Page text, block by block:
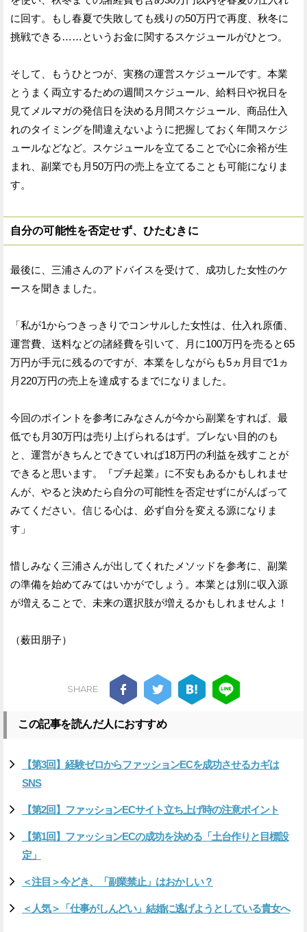
に回す。もし春夏で失敗しても残りの50万円で再度、秋冬に
挑戦できる……というお金に関するスケジュールがひとつ。
そして、もうひとつが、実務の運営スケジュールです。本業
とうまく両立するための週間スケジュール、給料日や祝日を
見てメルマガの発信日を決める月間スケジュール、商品仕入
れのタイミングを間違えないように把握しておく年間スケジ
ュールなどなど。スケジュールを立てることで心に余裕が生
まれ、副業でも月50万円の売上を立てることも可能になりま
す。
自分の可能性を否定せず、ひたむきに
最後に、三浦さんのアドバイスを受けて、成功した女性のケ
ースを聞きました。
「私が1からつきっきりでコンサルした女性は、仕入れ原価、
運営費、送料などの諸経費を引いて、月に100万円を売ると65
万円が手元に残るのですが、本業をしながらも5ヵ月目で1ヵ
月220万円の売上を達成するまでになりました。
今回のポイントを参考にみなさんが今から副業をすれば、最
低でも月30万円は売り上げられるはず。ブレない目的のも
と、運営がきちんとできていれば18万円の利益を残すことが
できると思います。『プチ起業』に不安もあるかもしれませ
んが、やると決めたら自分の可能性を否定せずにがんばって
みてください。信じる心は、必ず自分を変える源になりま
す」
惜しみなく三浦さんが出してくれたメソッドを参考に、副業
の準備を始めてみてはいかがでしょう。本業とは別に収入源
が増えることで、未来の選択肢が増えるかもしれませんよ！
（薮田朋子）
SHARE
この記事を読んだ人におすすめ
【第3回】経験ゼロからファッションECを成功させるカギは
SNS
【第2回】ファッションECサイト立ち上げ時の注意ポイント
【第1回】ファッションECの成功を決める「土台作りと目標設
定」
＜注目＞今どき、「副業禁止」はおかしい？
＜人気＞「仕事がしんどい」結婚に逃げようとしている貴女へ